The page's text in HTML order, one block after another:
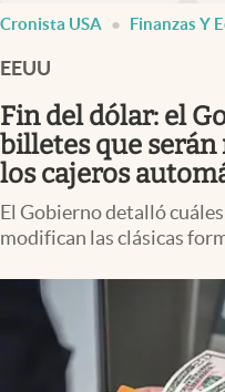
Espiritual
Streaming
PC y mobile
Cronista USA Finanzas Y
EEUU
Fin del dólar: el
billetes que
los cajeros
El Gobierno detalló
modifican las clásicas